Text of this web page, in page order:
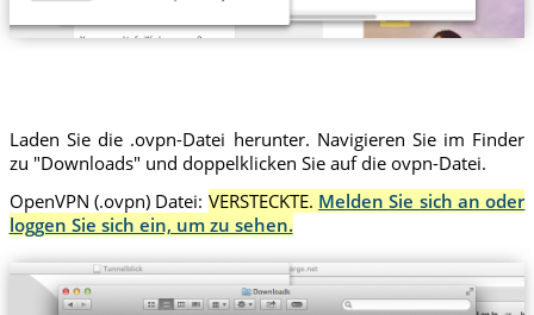
Laden Sie die .ovpn-Datei herunter. Navigieren Sie im Finder
zu "Downloads" und doppelklicken Sie auf die ovpn-Datei.
OpenVPN (.ovpn) Datei: VERSTECKTE. Melden Sie sich an oder
loggen Sie sich ein, um zu sehen.